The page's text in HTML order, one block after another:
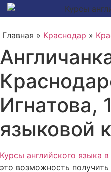
Главная » Краснодар »
Игнатова,
языковой
Курсы английского языка
это возможность